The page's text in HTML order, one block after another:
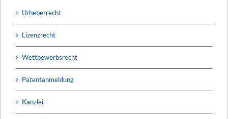
Urheberrecht
Lizenzrecht
Wettbewerbsrecht
Patentanmeldung
Kanzlei